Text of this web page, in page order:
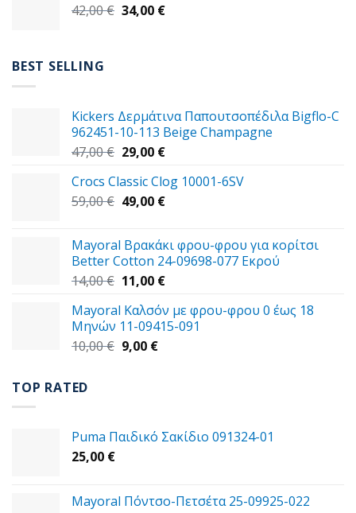
37,00 €.είναι:
42,00€ Original
34,00 €Η
BEST SELLING
Kickers Δερμάτινα Παπουτσοπέδιλα Bigflo-C
962451-10-113 Beige Champagne
47,00€ Original
was:
47,00 €.
29,00 €Η
τιμή
είναι:
Crocs Classic Clog 10001-6SV
59,00€ Original
59,00 €.
49,00 €Η
είναι:
49,00 €.
Mayoral Βρακάκι φρου-φρου για κορίτσι
Better Cotton 24-09698-077 Εκρού
14,00€ Original
was:
14,00 €.
11,00 €Η
τιμή
είναι:
Mayoral Καλσόν με φρου-φρου 0 έως 18
Μηνών 11-09415-091
10,00€ Original
9,00 €Η
TOP RATED
Puma Παιδικό Σακίδιο 091324-01
25,00 €
Mayoral Πόντσο-Πετσέτα 25-09925-022